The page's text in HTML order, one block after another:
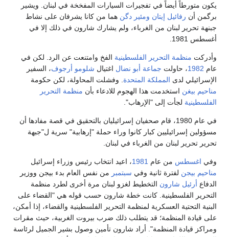
يكون متورطاً أيضاً في تفجيرات السيارات المفخخة في لبنان. ويشير
برگمن أن رفائيل إيتان ومئير دگن هما من كانا يشرفان على نشاط
جبنهة تحرير لبنان من الغرباء، ولم يشارك شارون في ذلك إلا في
أغسطس 1981.
وأدركت منظمة التحرير الفلسطينية الفخ وامتنعت عن الرد. لكن في
عام 1982، حاولت جماعة أبو نضال اغتيال شلومو أرجوف، السفير
الإسرائيلي لدى المملكة المتحدة . وفشلت المحاولة، لكن حكومة
مناحيم بيغن استخدمت هذا الهجوم للادعاء بأن منظمة التحرير
الفلسطينية لجأت إلى "الإرهاب".
في عام 1980، قام صحفيان إسرائيليان بالتحقيق في قصة مفادها أن
مسؤولين إسرائيليين كبار كانوا وراء حملة "إرهابية" سرية ل"جبهة
تحرير تحرير لبنان من الغرباء في لبنان.
وفي اغسطس من عام 1981، اعيد انتخاب رئيس وزراء إسرائيل
مناحيم بيجن لفترة ثانية وفي سبتمبر من نفس العام بدء بيجن ووزير
الدفاع أرئيل شارون التخطيط لغزو لبنان مرة أخرى لطرد منظمة
التحرير الفلسطينية. كانت خطة شارون حسب قوله هي "القضاء على
البنية التحتية العسكرية لمنظمة التحرير الفلسطينية والقضاء، إذا أمكن،
على قيادة المنظمة؛ قد يتطلب ذلك ضرب بيروت الغربية، حيث مقرات
ومراكز قيادة المنظمة". أراد شارون تأمين وصول بشير الجميل لرئاسة